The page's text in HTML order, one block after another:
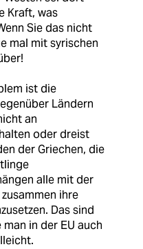
Kraft, was
Sie das nicht
mal mit syrischen
ist die
Ländern
an
oder dreist
der Griechen, die
alle mit der
ihre
Das sind
in der EU auch